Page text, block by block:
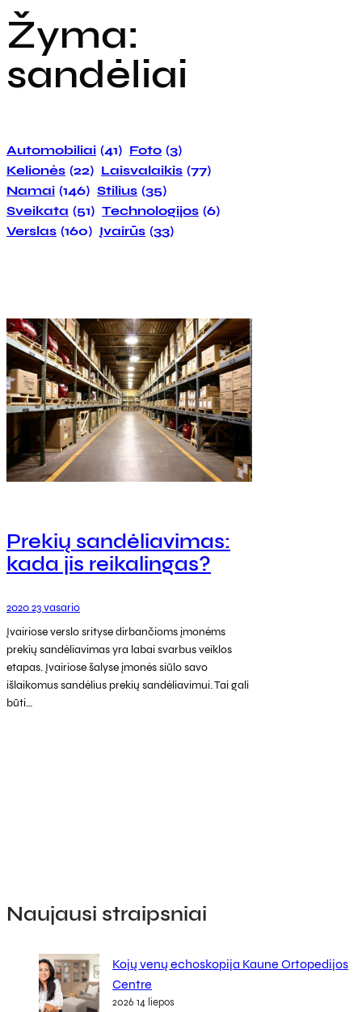
Žyma:
sandėliai
Automobiliai (41) Foto (3)
Kelionės (22) Laisvalaikis (77)
Namai (146) Stilius (35)
Sveikata (51) Technologijos (6)
Verslas (160) Įvairūs (33)
Prekių sandėliavimas:
kada jis reikalingas?
2020 23 vasario
Įvairiose verslo srityse dirbančioms įmonėms
prekių sandėliavimas yra labai svarbus veiklos
etapas. Įvairiose šalyse įmonės siūlo savo
išlaikomus sandėlius prekių sandėliavimui. Tai gali
būti…
Naujausi straipsniai
Kojų venų echoskopija Kaune Ortopedijos
Centre
2026 14 liepos